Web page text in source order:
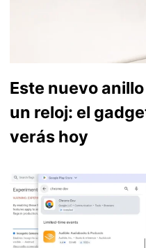
Este nuevo
un reloj: el
verás hoy